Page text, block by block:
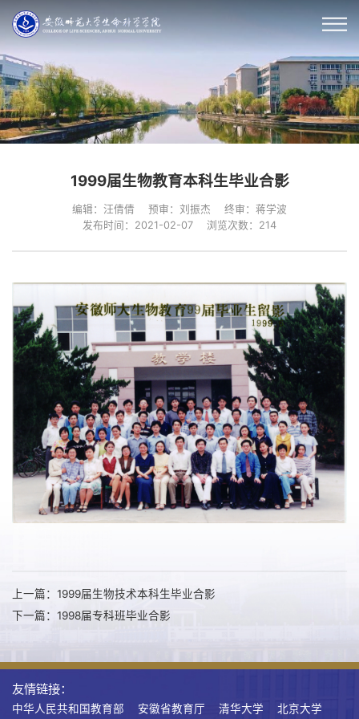
1999届生物教育本科生毕业合影
编辑：汪倩倩 预审：刘振杰
终审：蒋学波
发布时间：2021-02-07
浏览次数： 214
上一篇：1999届生物技术本科生毕业合影
下一篇：1998届专科班毕业合影
友情链接：
中华人民共和国教育部 安徽省教育厅 清华大学 北京大学